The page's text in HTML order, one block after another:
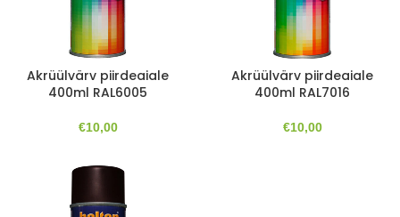
Akrüülvärv piirdeaiale
400ml RAL6005
€10,00
Akrüülvärv piirdeaiale
400ml RAL7016
€10,00